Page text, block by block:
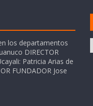
los departamentos
DIRECTOR
Patricia Arias de
FUNDADOR Jose